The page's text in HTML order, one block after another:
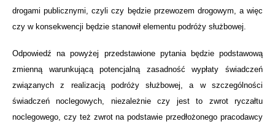
drogami publicznymi, czyli czy będzie przewozem drogowym, a więc
czy w konsekwencji będzie stanowił elementu podróży służbowej.
Odpowiedź na powyżej przedstawione pytania będzie podstawową
zmienną warunkującą potencjalną zasadność wypłaty świadczeń
związanych z realizacją podróży służbowej, a w szczególności
świadczeń noclegowych, niezależnie czy jest to zwrot ryczałtu
noclegowego, czy też zwrot na podstawie przedłożonego pracodawcy